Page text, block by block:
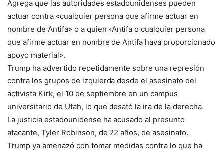
Agrega que las autoridades estadounidenses pueden
actuar contra «cualquier persona que afirme actuar en
nombre de Antifa» o a quien «Antifa o cualquier persona
que afirme actuar en nombre de Antifa haya proporcionado
apoyo material».
Trump ha advertido repetidamente sobre una represión
contra los grupos de izquierda desde el asesinato del
activista Kirk, el 10 de septiembre en un campus
universitario de Utah, lo que desató la ira de la derecha.
La justicia estadounidense ha acusado al presunto
atacante, Tyler Robinson, de 22 años, de asesinato.
Trump ya amenazó con tomar medidas contra lo que ha